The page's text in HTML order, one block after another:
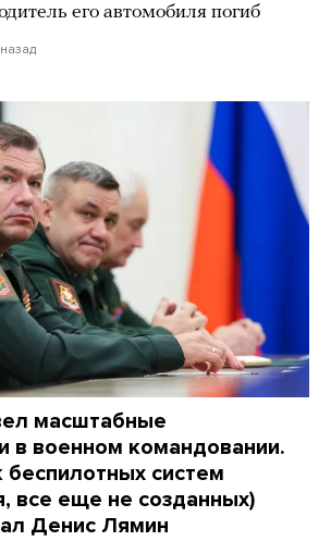
его автомобиля погиб
масштабные
в военном командовании.
беспилотных систем
все еще не созданных)
Денис Лямин